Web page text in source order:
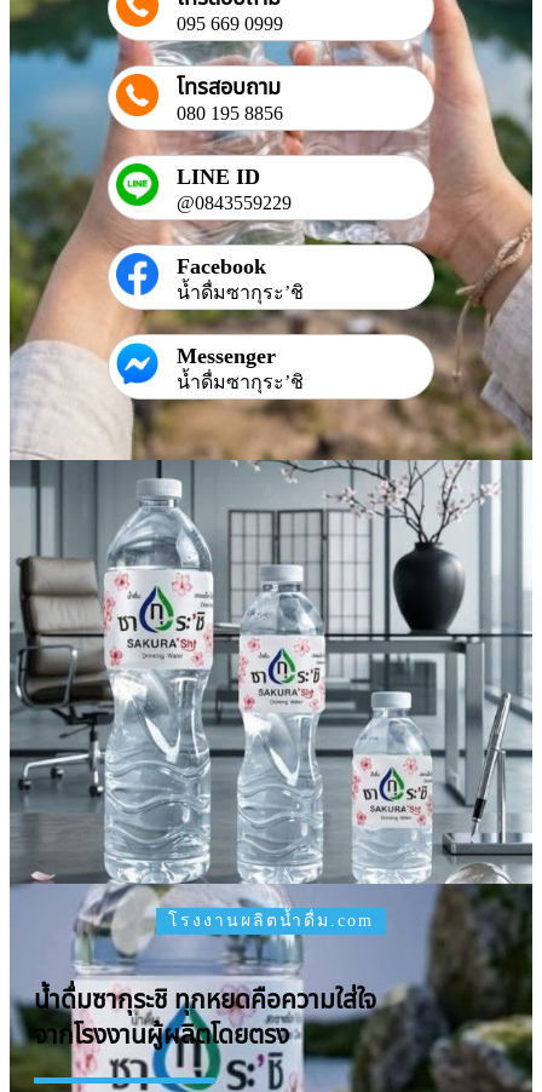
095 669 0999
โทรสอบถาม
080 195 8856
LINE ID
@0843559229
Facebook
น้ำดื่มซากุระ’ชิ
Messenger
น้ำดื่มซากุระ’ชิ
โรงงานผลิตน้ำดื่ม.com
น้ำดื่มซากุระชิ ทุกหยดคือความใส่ใจ
จากโรงงานผู้ผลิตโดยตรง